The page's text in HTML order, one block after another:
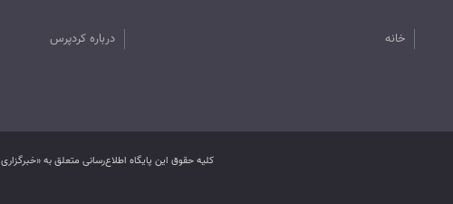
خانه درباره کردپرس
کليه حقوق اين پایگاه اطلاع‌رسانی متعلق به